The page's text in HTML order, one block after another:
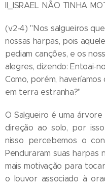
II_ISRAEL NÃO TINHA
(v.2-4) "Nos salgueiros
nossas harpas, pois
pediam canções, e os
alegres, dizendo: Entoai-
Como, porém,
em terra estranha?"
O Salgueiro é uma
direção ao solo, por
nisso percebemos o
Penduraram suas harpas
mais motivação para
o louvor associado à